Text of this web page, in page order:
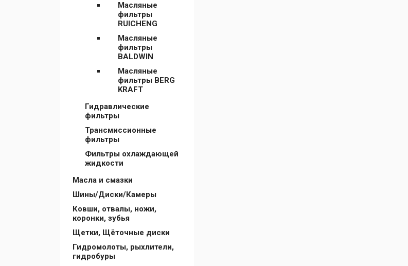
Масляные
фильтры
RUICHENG
Масляные
фильтры
BALDWIN
Масляные
фильтры BERG
KRAFT
Гидравлические
фильтры
Трансмиссионные
фильтры
Фильтры охлаждающей
жидкости
Масла и смазки
Шины/Диски/Камеры
Ковши, отвалы, ножи,
коронки, зубья
Щетки, Щёточные диски
Гидромолоты, рыхлители,
гидробуры